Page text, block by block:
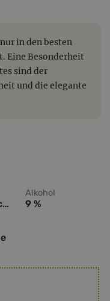
in den besten
Eine Besonderheit
sind der
und die elegante
Schraubverschluss
Alkohol
9 %